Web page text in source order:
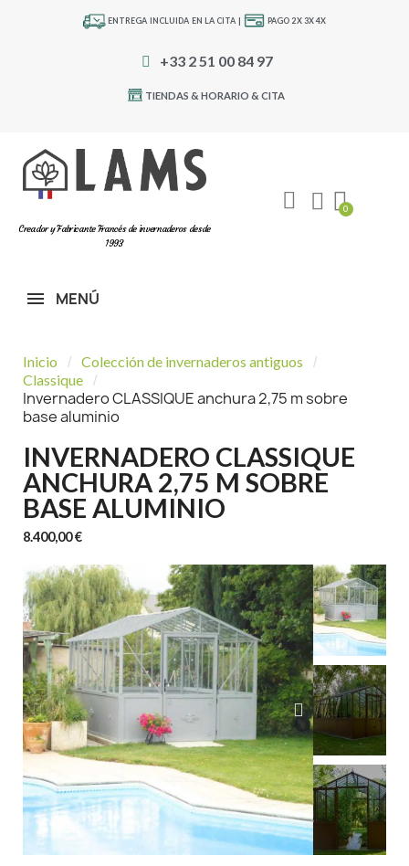
ENTREGA INCLUIDA EN LA CITA | PAGO 2X 3X 4X
+33 2 51 00 84 97
TIENDAS & HORARIO & CITA
Creador y Fabricante Francés de invernaderos desde
1993
MENÚ
Inicio
Colección de invernaderos antiguos
Classique
Invernadero CLASSIQUE anchura 2,75 m sobre
base aluminio
INVERNADERO CLASSIQUE
ANCHURA 2,75 M SOBRE
BASE ALUMINIO
8.400,00 €